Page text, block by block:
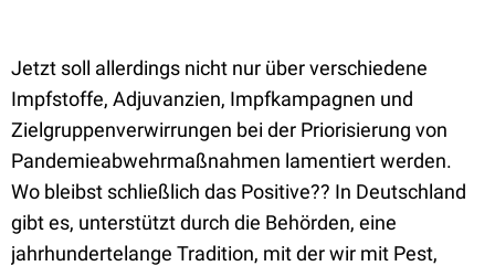
Jetzt soll allerdings nicht nur über verschiedene
Impfstoffe, Adjuvanzien, Impfkampagnen und
Zielgruppenverwirrungen bei der Priorisierung von
Pandemieabwehrmaßnahmen lamentiert werden.
Wo bleibst schließlich das Positive?? In Deutschland
gibt es, unterstützt durch die Behörden, eine
jahrhundertelange Tradition, mit der wir mit Pest,